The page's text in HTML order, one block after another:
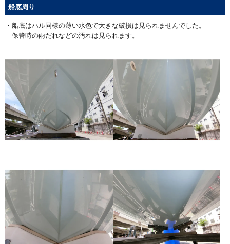
船底周り
・船底はハル同様の薄い水色で大きな破損は見られませんでした。
保管時の雨だれなどの汚れは見られます。